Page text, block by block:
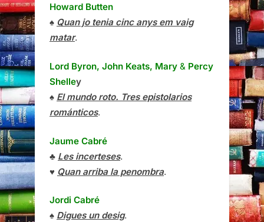
Howard Butten
♠ Quan jo tenia cinc anys em vaig
matar.
Lord Byron, John Keats, Mary & Percy
Shelley
♠ El mundo roto. Tres epistolarios
románticos.
Jaume Cabré
♣ Les incerteses.
♥ Quan arriba la penombra.
Jordi Cabré
♠ Digues un desig.